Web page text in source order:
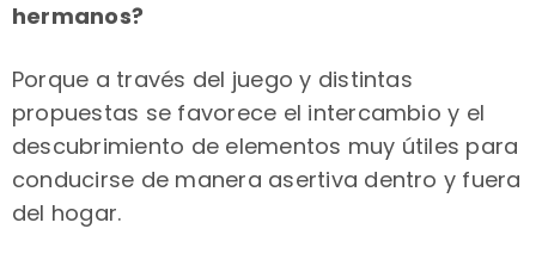
hermanos?
Porque a través del juego y distintas
propuestas se favorece el intercambio y el
descubrimiento de elementos muy útiles para
conducirse de manera asertiva dentro y fuera
del hogar.